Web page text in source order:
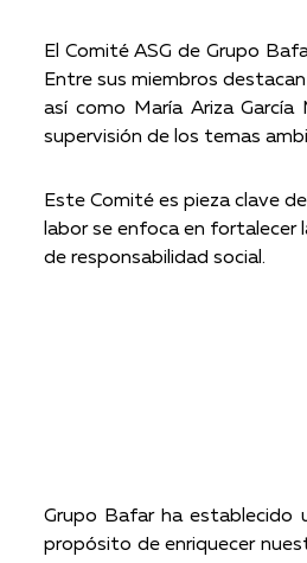
El Comité ASG de Grupo
Entre sus miembros
así como María Ariza
supervisión de los temas
Este Comité es pieza clave
labor se enfoca en fortalecer
de responsabilidad social.
Grupo Bafar ha establecido
propósito de enriquecer